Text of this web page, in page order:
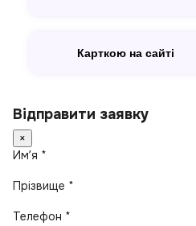
Карткою на сайті
Відправити заявку
×
Имʼя *
Прізвище *
Телефон *